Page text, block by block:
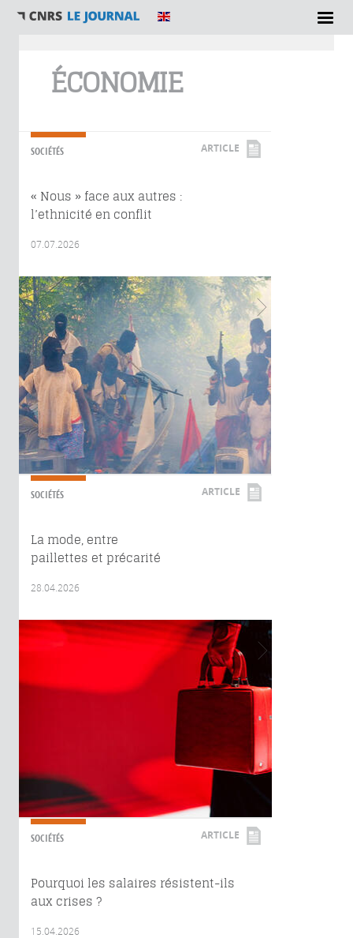
ÉCONOMIE
SOCIÉTÉS ARTICLE
« Nous » face aux autres :
l’ethnicité en conflit
07.07.2026
SOCIÉTÉS ARTICLE
La mode, entre
paillettes et précarité
28.04.2026
SOCIÉTÉS ARTICLE
Pourquoi les salaires résistent-ils
aux crises ?
15.04.2026